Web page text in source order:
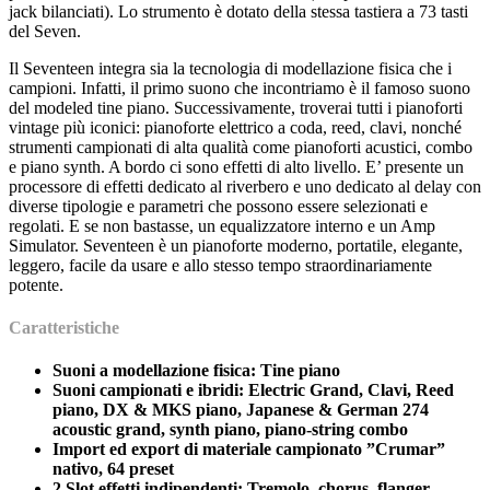
jack bilanciati). Lo strumento è dotato della stessa tastiera a 73 tasti
del Seven.
Il Seventeen integra sia la tecnologia di modellazione fisica che i
campioni. Infatti, il primo suono che incontriamo è il famoso suono
del modeled tine piano. Successivamente, troverai tutti i pianoforti
vintage più iconici: pianoforte elettrico a coda, reed, clavi, nonché
strumenti campionati di alta qualità come pianoforti acustici, combo
e piano synth. A bordo ci sono effetti di alto livello. E’ presente un
processore di effetti dedicato al riverbero e uno dedicato al delay con
diverse tipologie e parametri che possono essere selezionati e
regolati. E se non bastasse, un equalizzatore interno e un Amp
Simulator. Seventeen è un pianoforte moderno, portatile, elegante,
leggero, facile da usare e allo stesso tempo straordinariamente
potente.
Caratteristiche
Suoni a modellazione fisica: Tine piano
Suoni campionati e ibridi: Electric Grand, Clavi, Reed
piano, DX & MKS piano, Japanese & German 274
acoustic grand, synth piano, piano-string combo
Import ed export di materiale campionato ”Crumar”
nativo, 64 preset